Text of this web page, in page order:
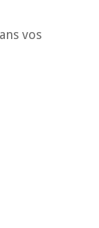
vos